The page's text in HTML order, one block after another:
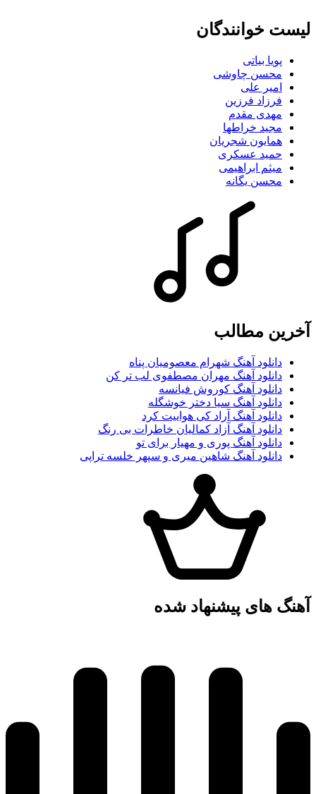
لیست خوانندگان
پویا بیاتی
محسن چاوشی
امیر علی
فرزاد فرزین
مهدی مقدم
مجید خراطها
همایون شجریان
حمید عسکری
میثم ابراهیمی
محسن یگانه
آخرین مطالب
دانلود آهنگ شهرام معصومیان پناه
دانلود آهنگ مهران مصطفوی لب تر کن
دانلود آهنگ کوروش فیانسه
دانلود آهنگ سیا دختر خوشگله
دانلود آهنگ آراد کی هواییت کرد
دانلود آهنگ آزاد کمالیان خاطرات بی رنگ
دانلود آهنگ پوری و مهیار برای تو
دانلود آهنگ شاهین میری و سپهر خلسه تراپی
آهنگ های پیشنهاد شده